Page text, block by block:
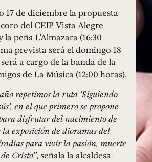
17 de diciembre la propuesta
del CEIP Vista Alegre
la peña L’Almazara (16:30
prevista será el domingo 18
a cargo de la banda de la
de La Música (12:00 horas).
repetimos la ruta ‘Siguiendo
en el que primero se propone
disfrutar del nacimiento de
la exposición de dioramas del
para vivir la pasión, muerte
Cristo”, señala la alcaldesa-